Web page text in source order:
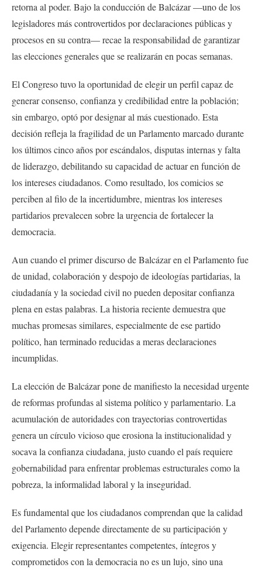
retorna al poder. Bajo la conducción de Balcázar —uno de los
legisladores más controvertidos por declaraciones públicas y
procesos en su contra— recae la responsabilidad de garantizar
las elecciones generales que se realizarán en pocas semanas.
El Congreso tuvo la oportunidad de elegir un perfil capaz de
generar consenso, confianza y credibilidad entre la población;
sin embargo, optó por designar al más cuestionado. Esta
decisión refleja la fragilidad de un Parlamento marcado durante
los últimos cinco años por escándalos, disputas internas y falta
de liderazgo, debilitando su capacidad de actuar en función de
los intereses ciudadanos. Como resultado, los comicios se
perciben al filo de la incertidumbre, mientras los intereses
partidarios prevalecen sobre la urgencia de fortalecer la
democracia.
Aun cuando el primer discurso de Balcázar en el Parlamento fue
de unidad, colaboración y despojo de ideologías partidarias, la
ciudadanía y la sociedad civil no pueden depositar confianza
plena en estas palabras. La historia reciente demuestra que
muchas promesas similares, especialmente de ese partido
político, han terminado reducidas a meras declaraciones
incumplidas.
La elección de Balcázar pone de manifiesto la necesidad urgente
de reformas profundas al sistema político y parlamentario. La
acumulación de autoridades con trayectorias controvertidas
genera un círculo vicioso que erosiona la institucionalidad y
socava la confianza ciudadana, justo cuando el país requiere
gobernabilidad para enfrentar problemas estructurales como la
pobreza, la informalidad laboral y la inseguridad.
Es fundamental que los ciudadanos comprendan que la calidad
del Parlamento depende directamente de su participación y
exigencia. Elegir representantes competentes, íntegros y
comprometidos con la democracia no es un lujo, sino una